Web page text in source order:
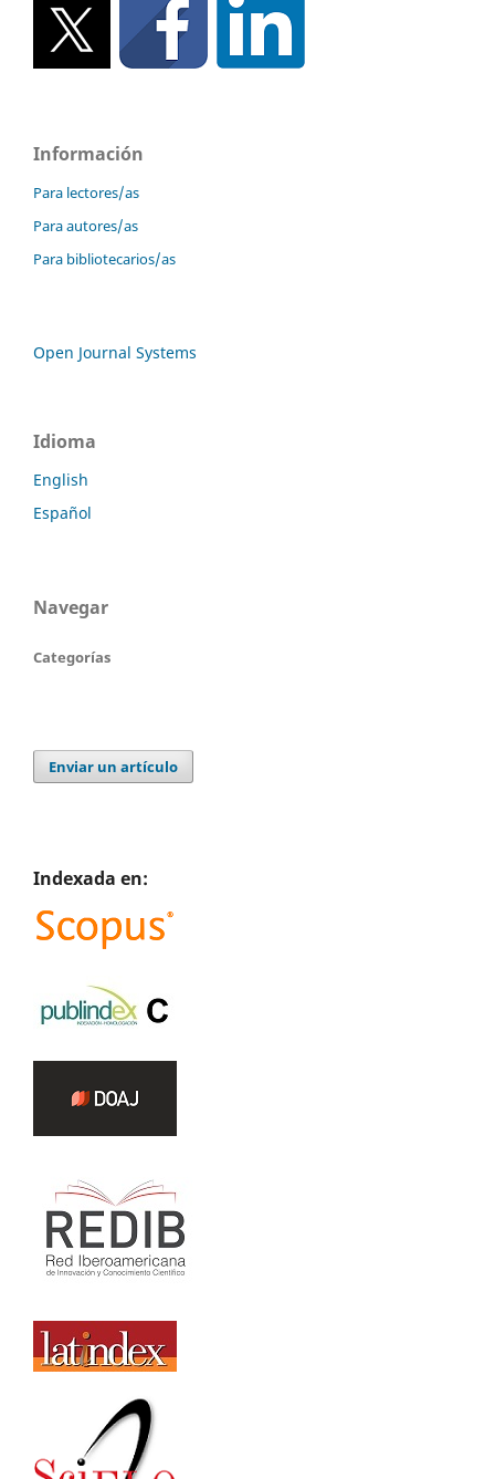
Información
Para lectores/as
Para autores/as
Para bibliotecarios/as
Open Journal Systems
Idioma
English
Español
Navegar
Categorías
Enviar un artículo
Indexada en: